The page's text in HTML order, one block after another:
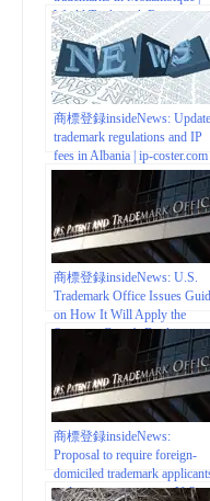
World Trademark Review
商標登録insideNews:
trademark regulations and IP
fees in Albania | ip-coster.com
商標登録insideNews: U.S.
Trademark Office Issues
on How It Will Apply the
Supreme Court’s
Decision to Examination of
Relevant Applications | Mintz
Trademark & Copyright
Viewpoints – JDSupra
商標登録insideNews:
Proposal to require foreign-
domiciled trademark
and registrants to use a U.S.-